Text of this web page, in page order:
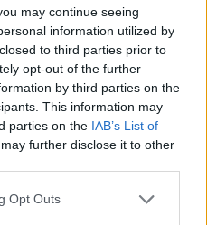
may continue seeing
information utilized by
to third parties prior to
opt-out of the further
by third parties on the
This information may
parties on the IAB’s List of
further disclose it to other
Opt Outs
εξελίξεις με
ο βουλευτής
Μαμουλάκης,
και πρόταση, ενώ
καλέσει στη Βουλή
& Ασύλου
ερώτησης